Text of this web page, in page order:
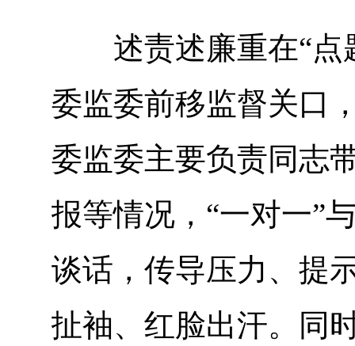
述责述廉重在“点
委监委前移监督关口
委监委主要负责同志
报等情况，“一对一”
谈话，传导压力、提
扯袖、红脸出汗。同